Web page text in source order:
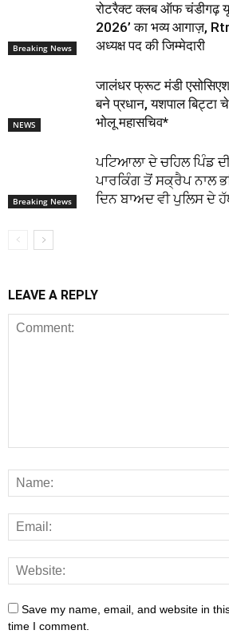
Breaking News
रोटरैक्ट क्लब ऑफ चंडीगढ़
2026’ का भव्य आगाज़,
अध्यक्ष पद की जिम्मेदारी
NEWS
जालंधर फ्रूट मंडी
बने प्रधान, यशपाल बिट्टा
भोलू महासचिव*
Breaking News
ਪਟਿਆਲਾ ਦੇ ਚਹਿਲ ਪਿੰਡ
ਪਾਰਕਿੰਗ ਤੋਂ ਸਕ੍ਰੈਪ ਨਾਲ
ਦਿਨ ਬਾਅਦ ਵੀ ਪੁਲਿਸ ਦੇ
LEAVE A REPLY
Save my name, email, and website in
time I comment.